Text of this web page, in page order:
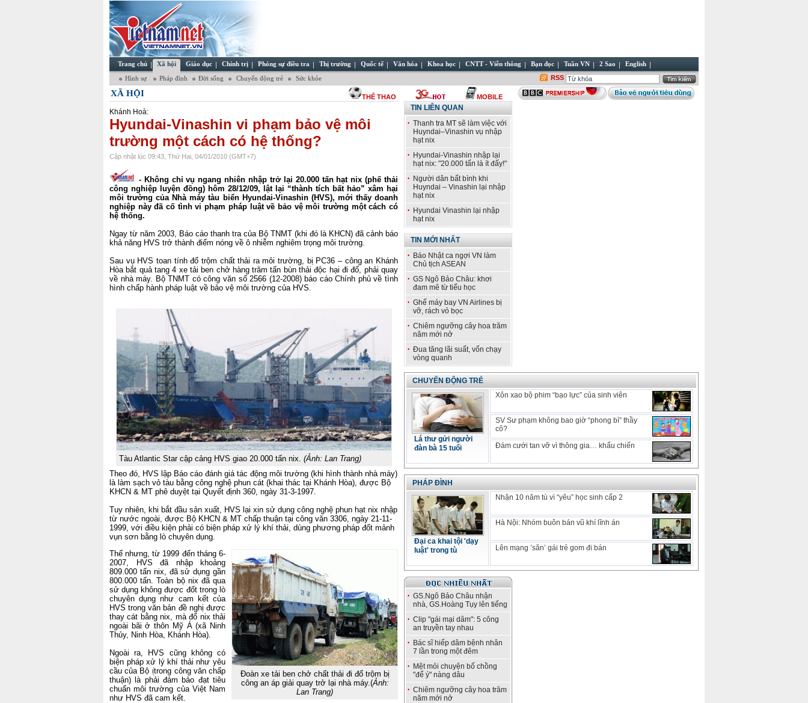
Trang chủ Xã hội Giáo dục Chính trị Phóng sự điều tra Thị trường Quốc tế Văn hóa Khoa học CNTT - Viễn thông Bạn đọc Tuần VN 2 Sao English
Hình sự Pháp đình Đời sống Chuyển động trẻ Sức khỏe RSS
XÃ HỘI THỂ THAO MOBILE
Khánh Hoà:
Hyundai-Vinashin vi phạm bảo vệ môi
trường một cách có hệ thống?
Cập nhật lúc 09:43, Thứ Hai, 04/01/2010 (GMT+7)
- Không chỉ vụ ngang nhiên nhập trở lại 20.000 tấn hạt nix (phế thải
công nghiệp luyện đồng) hôm 28/12/09, lật lại “thành tích bất hảo” xâm hại
môi trường của Nhà máy tàu biển Hyundai-Vinashin (HVS), mới thấy doanh
nghiệp này đã cố tình vi phạm pháp luật về bảo vệ môi trường một cách có
hệ thống.
Ngay từ năm 2003, Báo cáo thanh tra của Bộ TNMT (khi đó là KHCN) đã cảnh báo
khả năng HVS trở thành điểm nóng về ô nhiễm nghiêm trọng môi trường.
Sau vụ HVS toan tính đổ trộm chất thải ra môi trường, bị PC36 – công an Khánh
Hòa bắt quả tang 4 xe tải ben chở hàng trăm tấn bùn thải độc hại đi đổ, phải quay
về nhà máy. Bộ TNMT có công văn số 2566 (12-2008) báo cáo Chính phủ về tình
hình chấp hành pháp luật về bảo vệ môi trường của HVS.
Tàu Atlantic Star cập cảng HVS giao 20.000 tấn nix. (Ảnh: Lan Trang)
Theo đó, HVS lập Báo cáo đánh giá tác động môi trường (khi hình thành nhà máy)
là làm sạch vỏ tàu bằng công nghệ phun cát (khai thác tại Khánh Hòa), được Bộ
KHCN & MT phê duyệt tại Quyết định 360, ngày 31-3-1997.
Tuy nhiên, khi bắt đầu sản xuất, HVS lại xin sử dụng công nghệ phun hạt nix nhập
từ nước ngoài, được Bộ KHCN & MT chấp thuận tại công văn 3306, ngày 21-11-
1999, với điều kiện phải có biện pháp xử lý khí thải, dùng phương pháp đốt mảnh
vụn sơn bằng lò chuyên dụng.
Đoàn xe tải ben chở chất thải đi đổ trộm bị
công an áp giải quay trở lại nhà máy.(Ảnh:
Lan Trang)
Thế nhưng, từ 1999 đến tháng 6-
2007, HVS đã nhập khoảng
809.000 tấn nix, đã sử dụng gần
800.000 tấn. Toàn bộ nix đã qua
sử dụng không được đốt trong lò
chuyên dụng như cam kết của
HVS trong văn bản đề nghị được
thay cát bằng nix, mà đổ nix thải
ngoài bãi ở thôn Mỹ Á (xã Ninh
Thủy, Ninh Hòa, Khánh Hòa).
Ngoài ra, HVS cũng không có
biện pháp xử lý khí thải như yêu
cầu của Bộ (trong công văn chấp
thuận) là phải đảm bảo đạt tiêu
chuẩn môi trường của Việt Nam
như HVS đã cam kết.
TIN LIÊN QUAN
Thanh tra MT sẽ làm việc với
Huyndai–Vinashin vụ nhập
hạt nix
Hyundai-Vinashin nhập lại
hạt nix: "20.000 tấn là ít đấy!"
Người dân bất bình khi
Huyndai – Vinashin lại nhập
hạt nix
Hyundai Vinashin lại nhập
hạt nix
TIN MỚI NHẤT
Báo Nhật ca ngợi VN làm
Chủ tịch ASEAN
GS Ngô Bảo Châu: khơi
đam mê từ tiểu học
Ghế máy bay VN Airlines bị
vỡ, rách vỏ bọc
Chiêm ngưỡng cây hoa trăm
năm mới nở
Đua tăng lãi suất, vốn chạy
vòng quanh
CHUYỂN ĐỘNG TRẺ
Lá thư gửi người
đàn bà 15 tuổi
Xôn xao bộ phim “bạo lực” của sinh viên
SV Sư phạm không bao giờ “phong bì” thầy
cô?
Đám cưới tan vỡ vì thông gia… khẩu chiến
PHÁP ĐÌNH
Đại ca khai tội 'dạy
luật' trong tù
Nhận 10 năm tù vì “yêu” học sinh cấp 2
Hà Nội: Nhóm buôn bán vũ khí lĩnh án
Lên mạng ’săn’ gái trẻ gom đi bán
GS.Ngô Bảo Châu nhận
nhà, GS.Hoàng Tụy lên tiếng
Clip "gái mại dâm": 5 công
an truyền tay nhau
Bác sĩ hiếp dâm bệnh nhân
7 lần trong một đêm
Mệt mỏi chuyện bố chồng
"để ý" nàng dâu
Chiêm ngưỡng cây hoa trăm
năm mới nở